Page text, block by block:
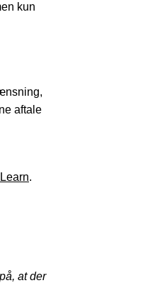
kun
aftale
.
at der